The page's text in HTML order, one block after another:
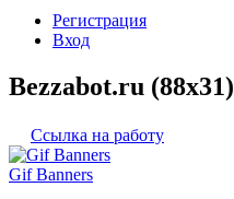
Регистрация
Вход
Bezzabot.ru (88x31)
Ссылка на работу
Gif Banners